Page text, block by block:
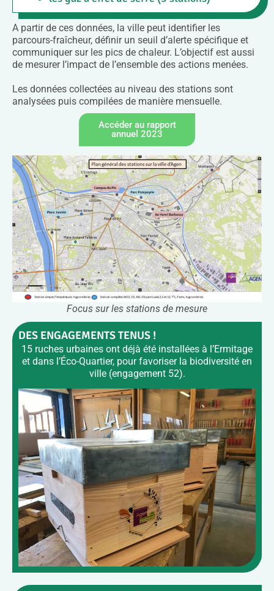
A partir de ces données, la ville peut identifier les
parcours-fraîcheur, définir un seuil d’alerte spécifique et
communiquer sur les pics de chaleur. L’objectif est aussi
de mesurer l’impact de l’ensemble des actions menées.
Les données collectées au niveau des stations sont
analysées puis compilées de manière mensuelle.
Accéder au rapport
annuel 2023
Focus sur les stations de mesure
DES ENGAGEMENTS TENUS !
15 ruches urbaines ont déjà été installées à l’Ermitage
et dans l’Éco-Quartier, pour favoriser la biodiversité en
ville (engagement 52).